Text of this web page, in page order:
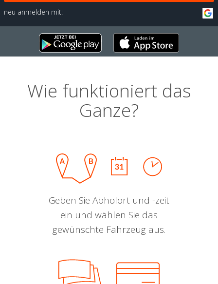
neu anmelden mit:
Wie funktioniert das
Ganze?
Geben Sie Abholort und -zeit
ein und wählen Sie das
gewünschte Fahrzeug aus.